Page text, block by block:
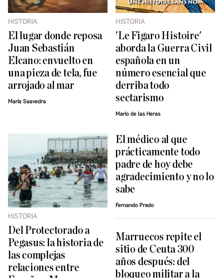
HISTORIA
El lugar donde reposa
Juan Sebastián
Elcano: envuelto en
una pieza de tela, fue
arrojado al mar
María Saavedra
HISTORIA
'Le Figaro Histoire'
aborda la Guerra Civil
española en un
número esencial que
derriba todo
sectarismo
Mario de las Heras
HISTORIA
Del Protectorado a
Pegasus: la historia de
las complejas
relaciones entre
El médico al que
prácticamente todo
padre de hoy debe
agradecimiento y no lo
sabe
Fernando Prado
Marruecos repite el
sitio de Ceuta 300
años después: del
bloqueo militar a la